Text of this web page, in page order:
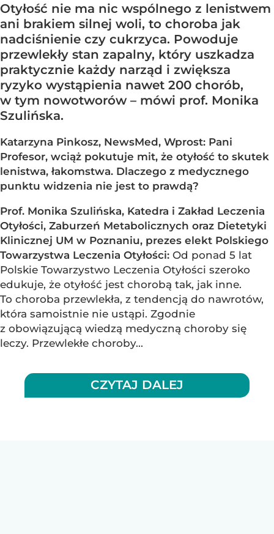
Otyłość nie ma nic wspólnego z lenistwem
ani brakiem silnej woli, to choroba jak
nadciśnienie czy cukrzyca. Powoduje
przewlekły stan zapalny, który uszkadza
praktycznie każdy narząd i zwiększa
ryzyko wystąpienia nawet 200 chorób,
w tym nowotworów – mówi prof. Monika
Szulińska.
Katarzyna Pinkosz, NewsMed, Wprost: Pani
Profesor, wciąż pokutuje mit, że otyłość to skutek
lenistwa, łakomstwa. Dlaczego z medycznego
punktu widzenia nie jest to prawdą?
Prof. Monika Szulińska, Katedra i Zakład Leczenia
Otyłości, Zaburzeń Metabolicznych oraz Dietetyki
Klinicznej UM w Poznaniu, prezes elekt Polskiego
Towarzystwa Leczenia Otyłości: Od ponad 5 lat
Polskie Towarzystwo Leczenia Otyłości szeroko
edukuje, że otyłość jest chorobą tak, jak inne.
To choroba przewlekła, z tendencją do nawrotów,
która samoistnie nie ustąpi. Zgodnie
z obowiązującą wiedzą medyczną choroby się
leczy. Przewlekłe choroby...
CZYTAJ DALEJ